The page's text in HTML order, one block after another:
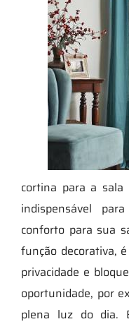
cortina para a
indispensável
conforto para sua
função decorativa,
privacidade e
oportunidade, por
plena luz do dia.